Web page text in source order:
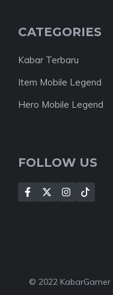
CATEGORIES
Kabar Terbaru
Item Mobile Legend
Hero Mobile Legend
FOLLOW US
© 2022 KabarGamer